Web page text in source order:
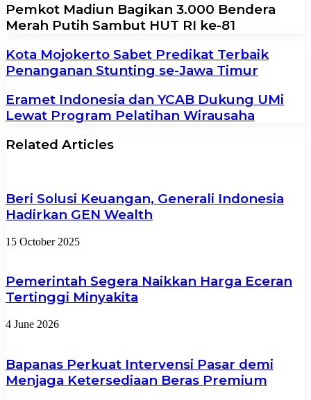
Pemkot Madiun Bagikan 3.000 Bendera
Merah Putih Sambut HUT RI ke-81
Kota Mojokerto Sabet Predikat Terbaik
Penanganan Stunting se-Jawa Timur
Eramet Indonesia dan YCAB Dukung UMi
Lewat Program Pelatihan Wirausaha
Related Articles
Beri Solusi Keuangan, Generali Indonesia
Hadirkan GEN Wealth
15 October 2025
Pemerintah Segera Naikkan Harga Eceran
Tertinggi Minyakita
4 June 2026
Bapanas Perkuat Intervensi Pasar demi
Menjaga Ketersediaan Beras Premium